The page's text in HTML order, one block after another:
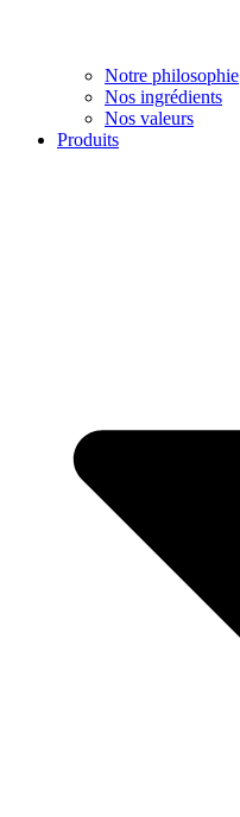
Notre philosophie
Nos ingrédients
Nos valeurs
Produits